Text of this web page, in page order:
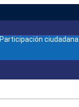
Participación ciudadana